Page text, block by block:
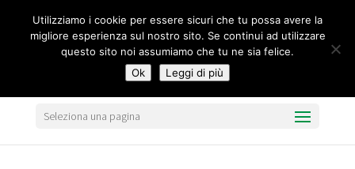
Seleziona una pagina
Utilizziamo i cookie per essere sicuri che tu possa avere la
migliore esperienza sul nostro sito. Se continui ad utilizzare
questo sito noi assumiamo che tu ne sia felice.
Ok
Leggi di più